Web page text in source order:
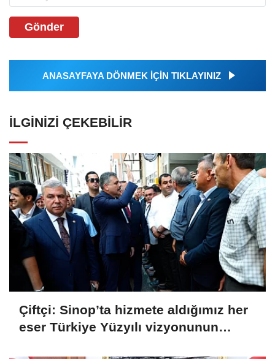
Gönder
ANASAYFAYA DÖNMEK İÇİN TIKLAYINIZ
İLGINIZI ÇEKEBILIR
Çiftçi: Sinop’ta hizmete aldığımız her
eser Türkiye Yüzyılı vizyonunun